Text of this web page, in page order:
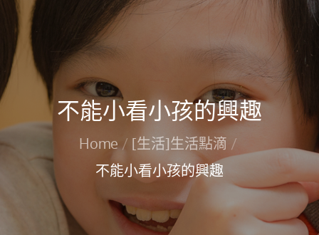
不能小看小孩的興趣
Home
[生活]生活點滴
不能小看小孩的興趣